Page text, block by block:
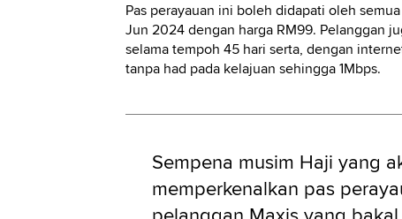
Pas perayauan ini boleh didapati oleh
Jun 2024 dengan harga RM99. Pelanggan
selama tempoh 45 hari serta, dengan
tanpa had pada kelajuan sehingga 1Mbps.
Sempena musim Haji yang
memperkenalkan pas